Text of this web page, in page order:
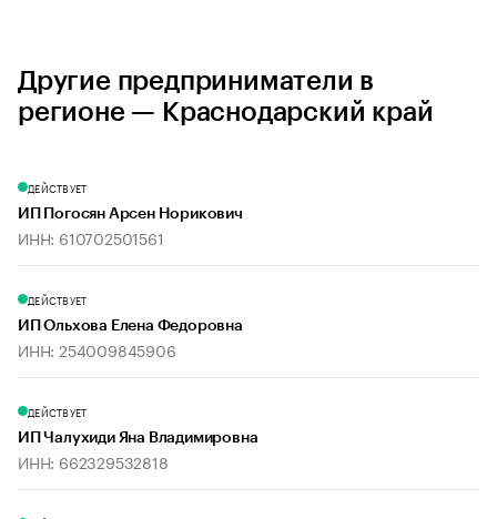
Другие предприниматели в
регионе — Краснодарский край
ДЕЙСТВУЕТ
ИП Погосян Арсен Норикович
ИНН: 610702501561
ДЕЙСТВУЕТ
ИП Ольхова Елена Федоровна
ИНН: 254009845906
ДЕЙСТВУЕТ
ИП Чалухиди Яна Владимировна
ИНН: 662329532818